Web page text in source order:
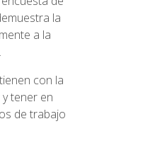
la
a la
con la
tener en
de trabajo